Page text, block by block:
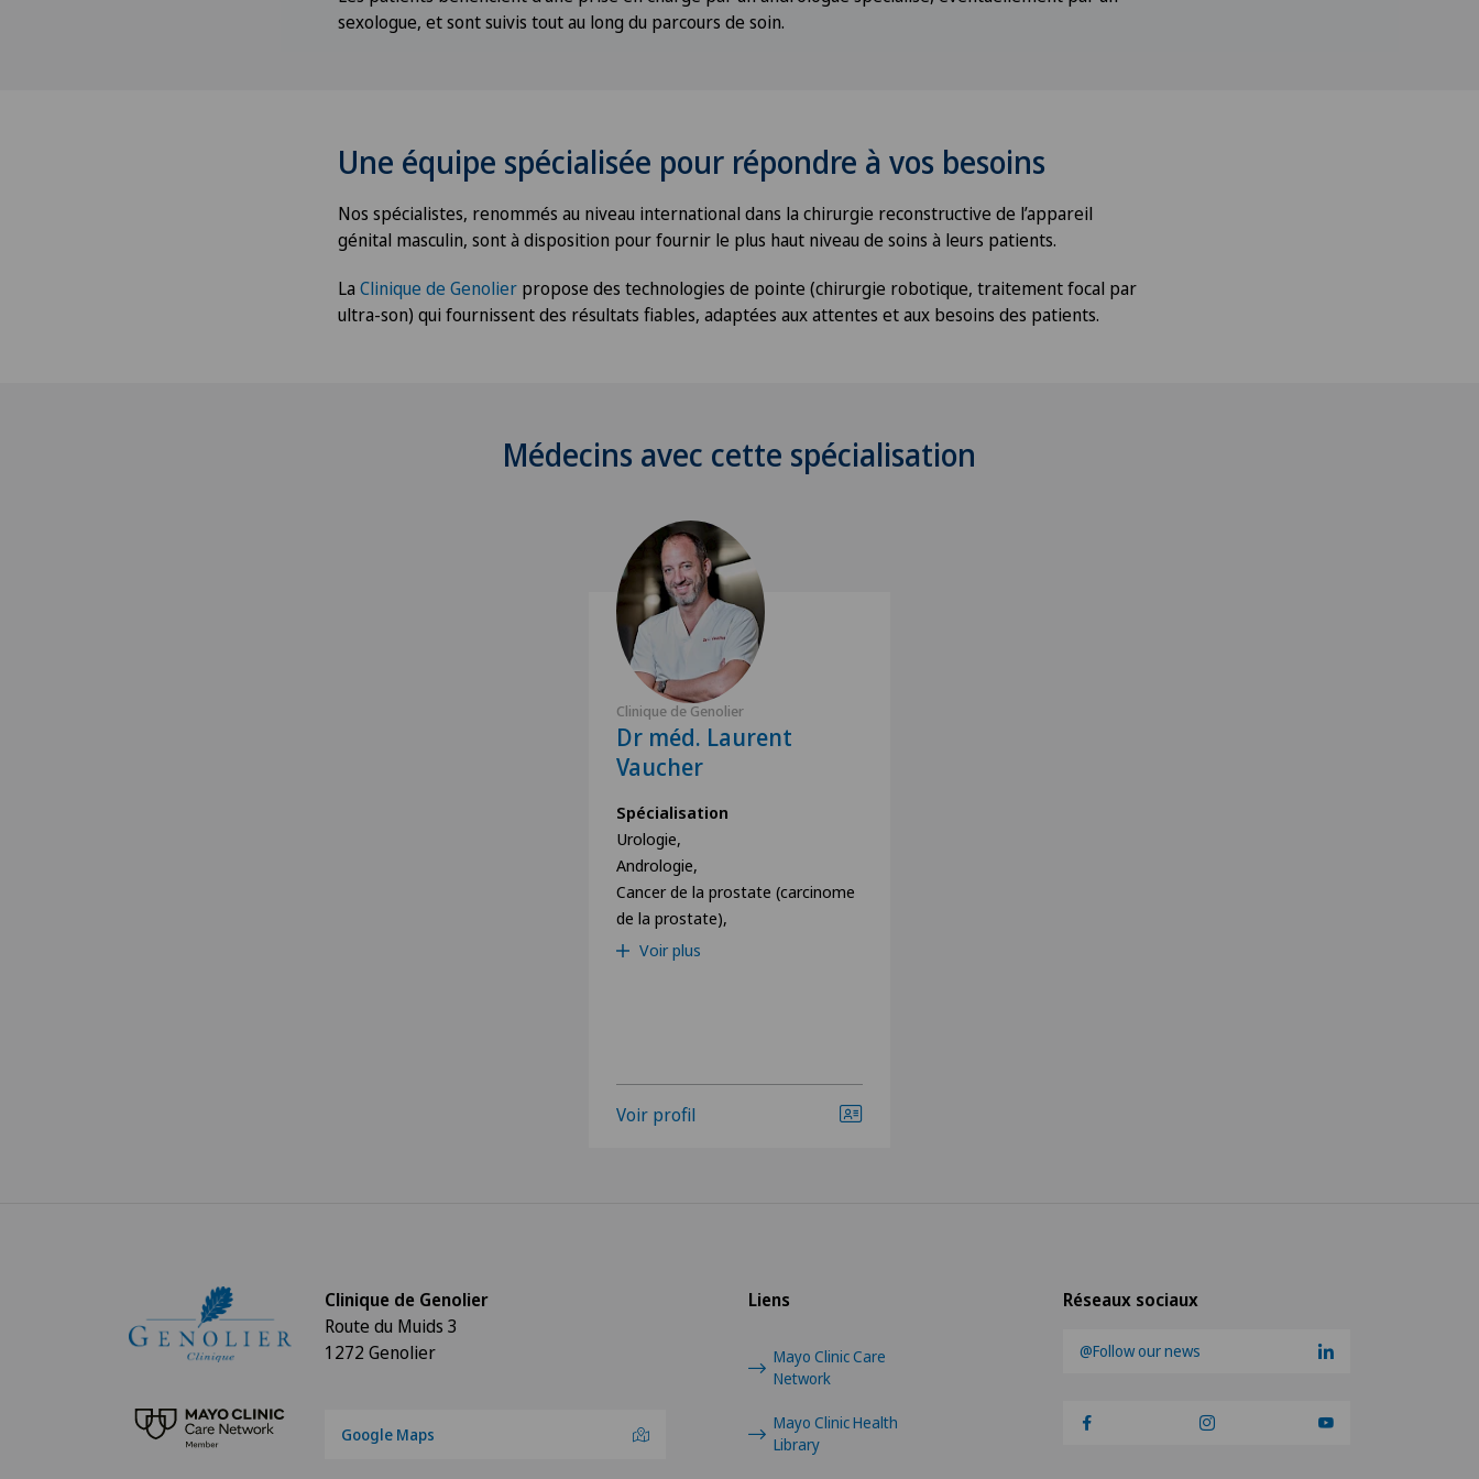
sexologue, et sont suivis tout au long du parcours de soin.
Une équipe spécialisée pour répondre à vos besoins
Nos spécialistes, renommés au niveau international dans la chirurgie reconstructive de l’appareil
génital masculin, sont à disposition pour fournir le plus haut niveau de soins à leurs patients.
La Clinique de Genolier propose des technologies de pointe (chirurgie robotique, traitement focal par
ultra-son) qui fournissent des résultats fiables, adaptées aux attentes et aux besoins des patients.
Médecins avec cette spécialisation
Clinique de Genolier
Dr méd. Laurent
Vaucher
Spécialisation
Urologie,
Andrologie,
Cancer de la prostate (carcinome
de la prostate),
Voir plus
Voir profil
Réseaux sociaux
@Follow our news
Liens
Mayo Clinic Care
Network
Mayo Clinic Health
Library
Clinique de Genolier
Route du Muids 3
1272 Genolier
Google Maps